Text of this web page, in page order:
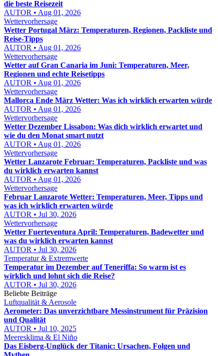
die beste Reisezeit
AUTOR • Aug 01, 2026
Wettervorhersage
Wetter Portugal März: Temperaturen, Regionen, Packliste und
Reise-Tipps
AUTOR • Aug 01, 2026
Wettervorhersage
Wetter auf Gran Canaria im Juni: Temperaturen, Meer,
Regionen und echte Reisetipps
AUTOR • Aug 01, 2026
Wettervorhersage
Mallorca Ende März Wetter: Was ich wirklich erwarten würde
AUTOR • Aug 01, 2026
Wettervorhersage
Wetter Dezember Lissabon: Was dich wirklich erwartet und
wie du den Monat smart nutzt
AUTOR • Aug 01, 2026
Wettervorhersage
Wetter Lanzarote Februar: Temperaturen, Packliste und was
du wirklich erwarten kannst
AUTOR • Aug 01, 2026
Wettervorhersage
Februar Lanzarote Wetter: Temperaturen, Meer, Tipps und
was ich wirklich erwarten würde
AUTOR • Jul 30, 2026
Wettervorhersage
Wetter Fuerteventura April: Temperaturen, Badewetter und
was du wirklich erwarten kannst
AUTOR • Jul 30, 2026
Temperatur & Extremwerte
Temperatur im Dezember auf Teneriffa: So warm ist es
wirklich und lohnt sich die Reise?
AUTOR • Jul 30, 2026
Beliebte Beiträge
Luftqualität & Aerosole
Aerometer: Das unverzichtbare Messinstrument für Präzision
und Qualität
AUTOR • Jul 10, 2025
Meeresklima & El Niño
Das Eisberg-Unglück der Titanic: Ursachen, Folgen und